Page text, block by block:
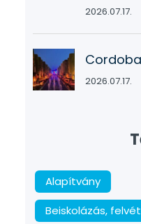
2026.07.17.
2026.07.17.
Alapítvány
Beiskolázás,